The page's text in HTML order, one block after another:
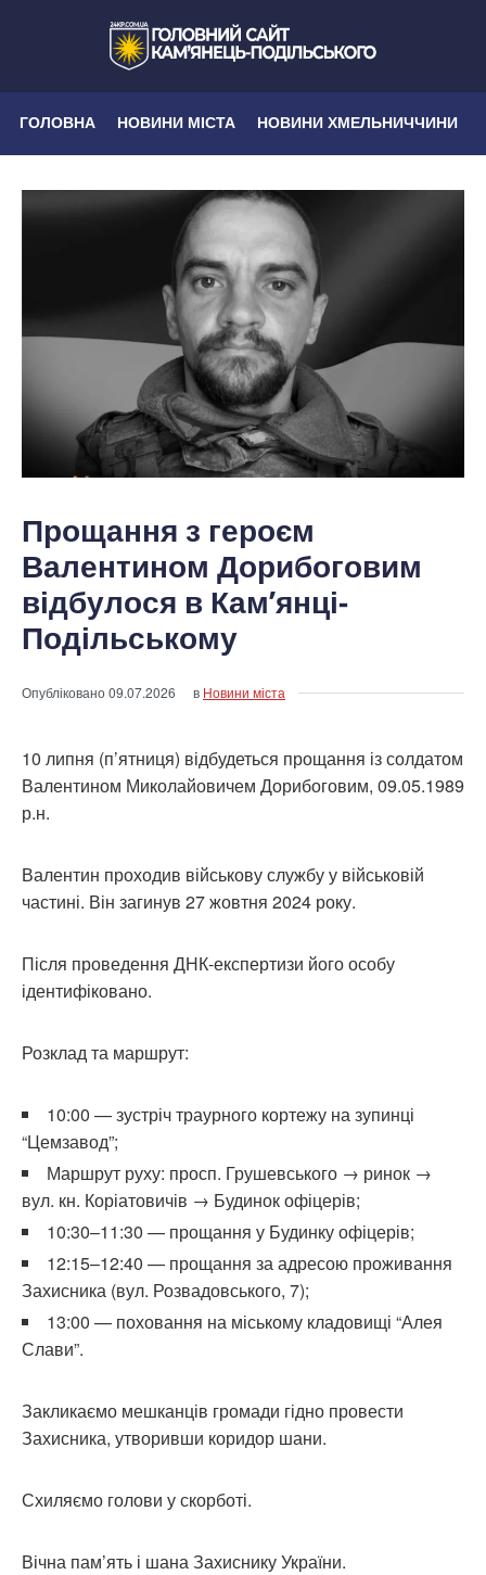
ГОЛОВНА НОВИНИ МІСТА НОВИНИ ХМЕЛЬНИЧЧИНИ
Прощання з героєм
Валентином Дорибоговим
відбулося в Кам’янці-
Подільському
Опубліковано09.07.2026 в Новини міста
10 липня (п’ятниця) відбудеться прощання із солдатом
Валентином Миколайовичем Дорибоговим, 09.05.1989
р.н.
Валентин проходив військову службу у військовій
частині. Він загинув 27 жовтня 2024 року.
Після проведення ДНК-експертизи його особу
ідентифіковано.
Розклад та маршрут:
10:00 — зустріч траурного кортежу на зупинці
“Цемзавод”;
Маршрут руху: просп. Грушевського → ринок →
вул. кн. Коріатовичів → Будинок офіцерів;
10:30–11:30 — прощання у Будинку офіцерів;
12:15–12:40 — прощання за адресою проживання
Захисника (вул. Розвадовського, 7);
13:00 — поховання на міському кладовищі “Алея
Слави”.
Закликаємо мешканців громади гідно провести
Захисника, утворивши коридор шани.
Схиляємо голови у скорботі.
Вічна пам’ять і шана Захиснику України.